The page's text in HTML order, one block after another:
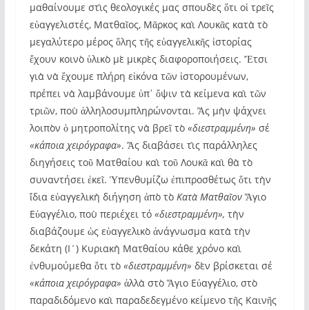
μαθαίνουμε στὶς θεολογικές μας σπουδὲς ὅτι οἱ τρεῖς
εὐαγγελιστές, Ματθαῖος, Μᾶρκος καὶ Λουκᾶς κατὰ τὸ
μεγαλύτερο μέρος ὅλης τῆς εὐαγγελικῆς ἱστορίας
ἔχουν κοινὸ ὑλικὸ μὲ μικρὲς διαφοροποιήσεις. Ἔτσι
γιὰ νὰ ἔχουμε πλήρη εἰκόνα τῶν ἱστορουμένων,
πρέπει νὰ λαμβάνουμε ὑπ᾽ ὄψιν τὰ κείμενα καὶ τῶν
τριῶν, ποὺ ἀλληλοσυμπληρώνονται. Ἂς μὴν ψάχνει
λοιπὸν ὁ μητροπολίτης νὰ βρεῖ τὸ «διεστραμμένη» σέ
«κάποια χειρόγραφα». Ἂς διαβάσει τὶς παράλληλες
διηγήσεις τοῦ Ματθαίου καὶ τοῦ Λουκᾶ καὶ θὰ τὸ
συναντήσει ἐκεῖ. Ὑπενθυμίζω ἐπιπροσθέτως ὅτι τὴν
ἴδια εὐαγγελικὴ διήγηση ἀπὸ τὸ Κατὰ ΜατθαῖονἍγιο
Εὐαγγέλιο, ποὺ περιέχει τό «διεστραμμένη», τὴν
διαβάζουμε ὡς εὐαγγελικὸ ἀνάγνωσμα κατὰ τὴν
δεκάτη (Ι´) Κυριακὴ Ματθαίου κάθε χρόνο καὶ
ἐνθυμούμεθα ὅτι τὸ «διεστραμμένη» δὲν βρίσκεται σέ
«κάποια χειρόγραφα» ἀλλὰ στὸ Ἅγιο Εὐαγγέλιο, στὸ
παραδιδόμενο καὶ παραδεδεγμένο κείμενο τῆς Καινῆς